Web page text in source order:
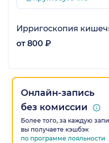
Ирригоскопия
от 800 ₽
Онлайн-запись
без комиссии
Более того, за каждую
вы получаете кэшбэк
по программе лояльности